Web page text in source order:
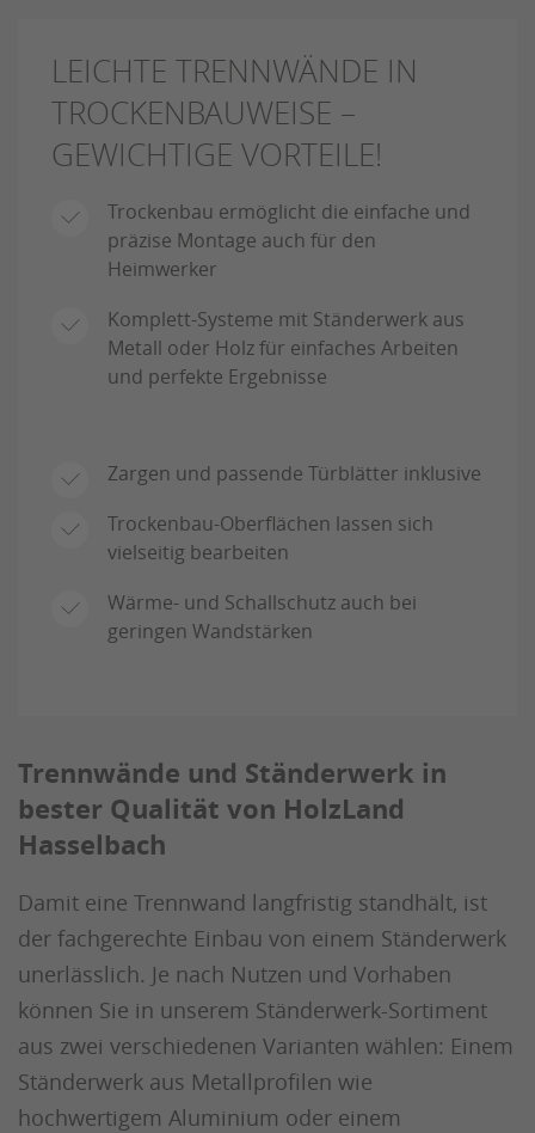
LEICHTE TRENNWÄNDE IN
TROCKENBAUWEISE –
GEWICHTIGE VORTEILE!
Trockenbau ermöglicht die einfache und
präzise Montage auch für den
Heimwerker
Komplett-Systeme mit Ständerwerk aus
Metall oder Holz für einfaches Arbeiten
und perfekte Ergebnisse
Zargen und passende Türblätter inklusive
Trockenbau-Oberflächen lassen sich
vielseitig bearbeiten
Wärme- und Schallschutz auch bei
geringen Wandstärken
Trennwände und Ständerwerk in
bester Qualität von HolzLand
Hasselbach
Damit eine Trennwand langfristig standhält, ist
der fachgerechte Einbau von einem Ständerwerk
unerlässlich. Je nach Nutzen und Vorhaben
können Sie in unserem Ständerwerk-Sortiment
aus zwei verschiedenen Varianten wählen: Einem
Ständerwerk aus Metallprofilen wie
hochwertigem Aluminium oder einem